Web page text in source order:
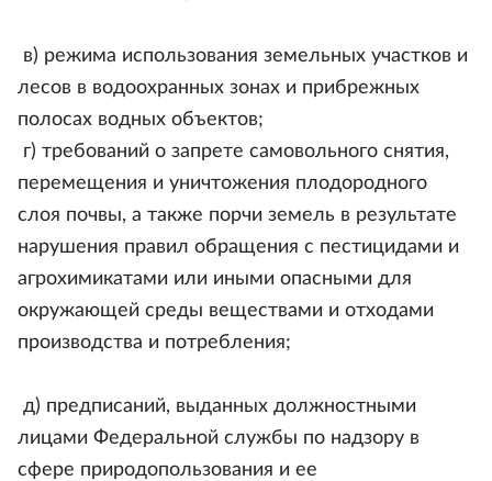
в) режима использования земельных участков и
лесов в водоохранных зонах и прибрежных
полосах водных объектов;
г) требований о запрете самовольного снятия,
перемещения и уничтожения плодородного
слоя почвы, а также порчи земель в результате
нарушения правил обращения с пестицидами и
агрохимикатами или иными опасными для
окружающей среды веществами и отходами
производства и потребления;
д) предписаний, выданных должностными
лицами Федеральной службы по надзору в
сфере природопользования и ее